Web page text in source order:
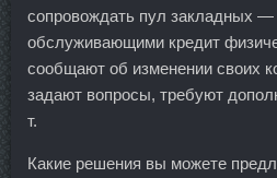
сопровождать пул закладных —
обслуживающими кредит
сообщают об изменении своих
задают вопросы, требуют
т.
Какие решения вы можете